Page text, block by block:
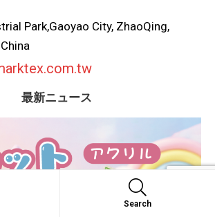
Park,Gaoyao City, ZhaoQing,
最新ニュース
Search